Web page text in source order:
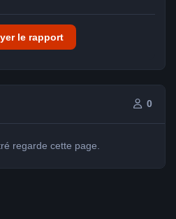
le rapport
0
regarde cette page.